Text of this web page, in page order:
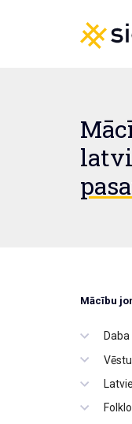
Mācību